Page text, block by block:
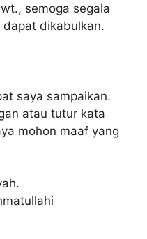
semoga segala
dikabulkan.
saya sampaikan.
atau tutur kata
mohon maaf yang